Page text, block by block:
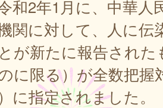
令和2年1月に、中華
関に対して、人に伝
が新たに報告され
に限る）が全数把握
に指定されました。